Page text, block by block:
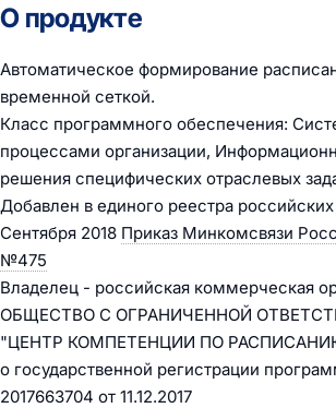
О продукте
Автоматическое формирование
временной сеткой.
Класс программного обеспечения:
процессами организации,
решения специфических отраслевых
Добавлен в единого реестра
Сентября 2018 Приказ Минкомсвязи
№475
Владелец - российская коммерческая
ОБЩЕСТВО С ОГРАНИЧЕННОЙ
"ЦЕНТР КОМПЕТЕНЦИИ ПО
о государственной регистрации
2017663704 от 11.12.2017